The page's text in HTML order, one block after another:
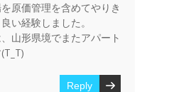
原価管理を含めてやりき
い経験しました。
山形県境でまたアパート
Reply